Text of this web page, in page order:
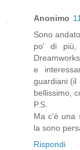
Anonimo
Sono
po' di più,
e
guardiani (il
bellissimo,
P.S.
Ma c'è una
la sono
Rispondi